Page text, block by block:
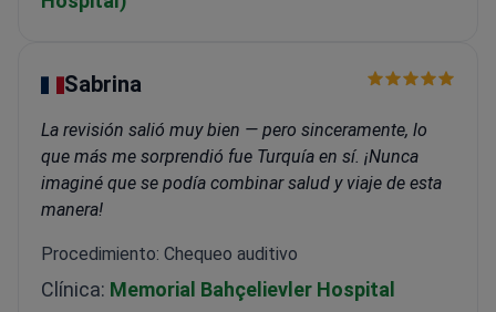
Sabrina
La revisión salió muy bien — pero sinceramente, lo
que más me sorprendió fue Turquía en sí. ¡Nunca
imaginé que se podía combinar salud y viaje de esta
manera!
Procedimiento: Chequeo auditivo
Clínica: Memorial Bahçelievler Hospital